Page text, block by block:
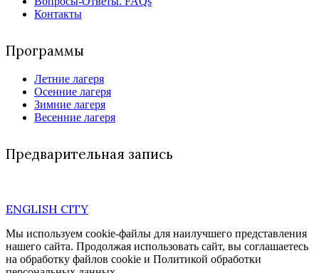
Контакты
Программы
Летние лагеря
Осенние лагеря
Зимние лагеря
Весенние лагеря
Предварительная запись
ENGLISH CITY
Мы используем cookie-файлы для наилучшего представления
нашего сайта. Продолжая использовать сайт, вы соглашаетесь
на обработку файлов cookie и Политикой обработки